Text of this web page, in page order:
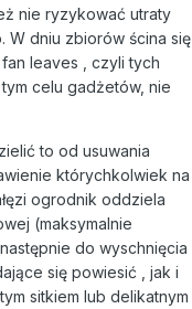
nie ryzykować utraty
W dniu zbiorów ścina się
leaves , czyli tych
celu gadżetów, nie
to od usuwania
którychkolwiek na
ogrodnik oddziela
(maksymalnie
do wyschnięcia
się powiesić , jak i
sitkiem lub delikatnym